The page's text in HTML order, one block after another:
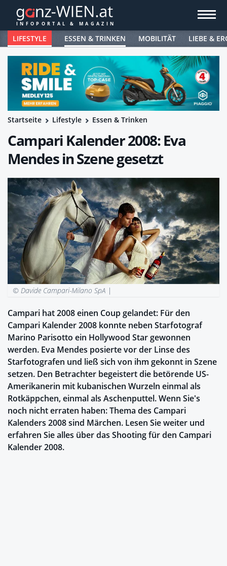
LIFESTYLE ESSEN & TRINKEN MOBILITÄT LIEBE &
Startseite Lifestyle Essen & Trinken
Campari Kalender 2008: Eva
Mendes in Szene gesetzt
© Davide Campari-Milano SpA |
Campari hat 2008 einen Coup gelandet: Für den
Campari Kalender 2008 konnte neben Starfotograf
Marino Parisotto ein Hollywood Star gewonnen
werden. Eva Mendes posierte vor der Linse des
Starfotografen und ließ sich von ihm gekonnt in Szene
setzen. Den Betrachter begeistert die betörende US-
Amerikanerin mit kubanischen Wurzeln einmal als
Rotkäppchen, einmal als Aschenputtel. Wenn Sie's
noch nicht erraten haben: Thema des Campari
Kalenders 2008 sind Märchen. Lesen Sie weiter und
erfahren Sie alles über das Shooting für den Campari
Kalender 2008.